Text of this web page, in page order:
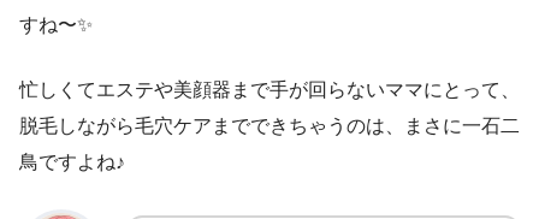
すね〜✨
​忙しくてエステや美顔器まで手が回らないママにとって、
脱毛しながら毛穴ケアまでできちゃうのは、まさに一石二
鳥ですよね♪